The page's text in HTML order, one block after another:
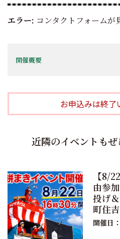
エラー: コンタクトフォームが
開催概要
お申込みは終了
近隣のイベントも
【8/
由参
投げ
町住吉
開催日：